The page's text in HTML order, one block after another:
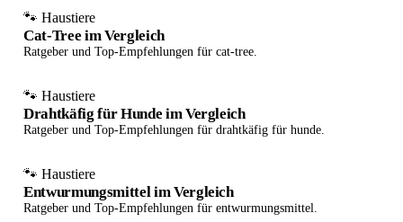
🐾 Haustiere
Cat-Tree im Vergleich
Ratgeber und Top-Empfehlungen für cat-tree.
🐾 Haustiere
Drahtkäfig für Hunde im Vergleich
Ratgeber und Top-Empfehlungen für drahtkäfig für hunde.
🐾 Haustiere
Entwurmungsmittel im Vergleich
Ratgeber und Top-Empfehlungen für entwurmungsmittel.